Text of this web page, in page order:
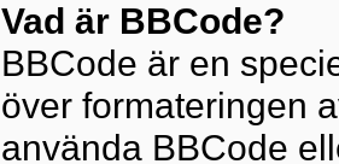
Vad är BBCode?
BBCode är en
över formateringen
använda BBCode